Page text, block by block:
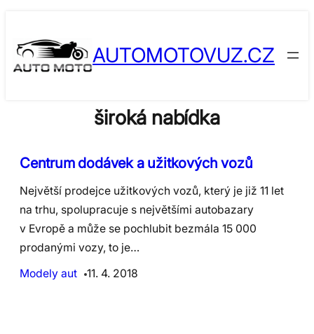
content
AUTOMOTOVUZ.CZ
široká nabídka
​Centrum dodávek a užitkových vozů
Největší prodejce užitkových vozů, který je již 11 let
na trhu, spolupracuje s největšími autobazary
v Evropě a může se pochlubit bezmála 15 000
prodanými vozy, to je…
Modely aut
11. 4. 2018